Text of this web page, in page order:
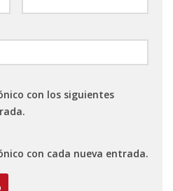
con los siguientes
con cada nueva entrada.